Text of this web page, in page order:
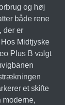
og høj
både rene
der er
Midtjyske
Plus B valgt
et skifte
moderne,